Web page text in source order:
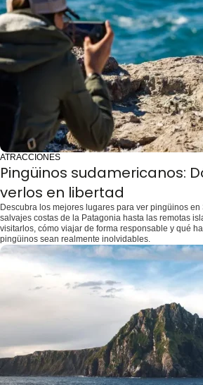
ATRACCIONES
Pingüinos sudamericanos:
verlos en libertad
Descubra los mejores lugares para ver pingüinos
salvajes costas de la Patagonia hasta las remotas
visitarlos, cómo viajar de forma responsable y qué
pingüinos sean realmente inolvidables.